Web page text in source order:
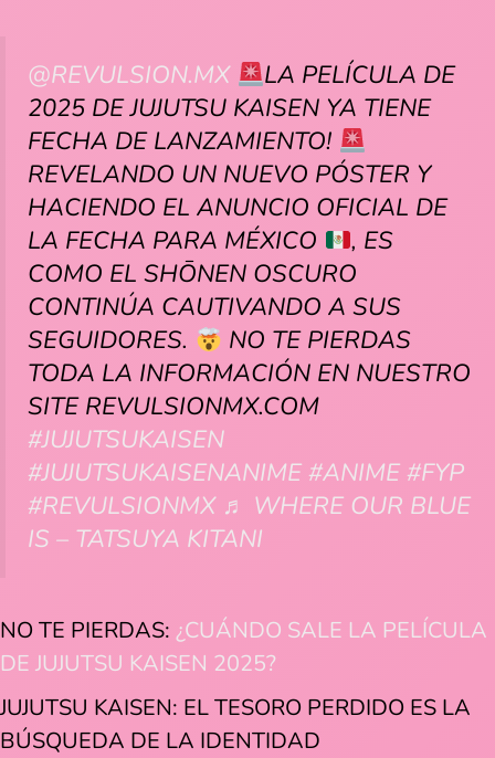
@REVULSION.MX
LA PELÍCULA DE
2025 DE JUJUTSU KAISEN YA TIENE
FECHA DE LANZAMIENTO!
REVELANDO UN NUEVO PÓSTER Y
HACIENDO EL ANUNCIO OFICIAL DE
LA FECHA PARA MÉXICO
, ES
COMO EL SHŌNEN OSCURO
CONTINÚA CAUTIVANDO A SUS
SEGUIDORES.
NO TE PIERDAS
TODA LA INFORMACIÓN EN NUESTRO
SITE REVULSIONMX.COM
#JUJUTSUKAISEN
#JUJUTSUKAISENANIME #ANIME #FYP
#REVULSIONMX ♬ WHERE OUR BLUE
IS – TATSUYA KITANI
NO TE PIERDAS: ¿CUÁNDO SALE LA PELÍCULA
DE JUJUTSU KAISEN 2025?
JUJUTSU KAISEN: EL TESORO PERDIDO ES LA
BÚSQUEDA DE LA IDENTIDAD